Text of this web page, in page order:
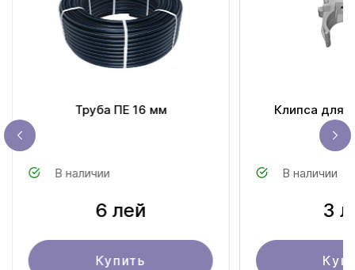
Труба ПЕ 16 мм
В наличии
6 лей
Купить
Клипса для
В наличии
3